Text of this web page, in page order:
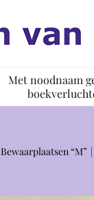
Met noodnaam
Bewaarplaatsen “M”